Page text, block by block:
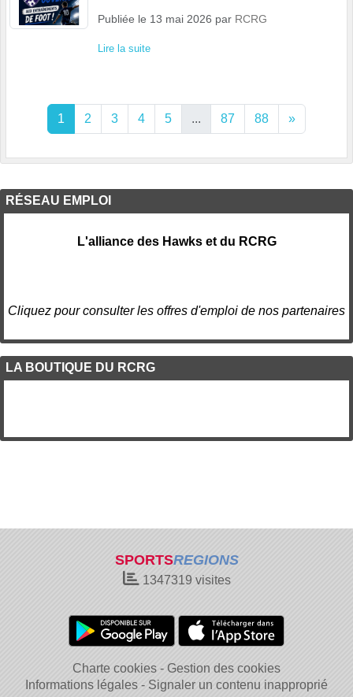
Publiée le 13 mai 2026 par RCRG
Lire la suite
1 2 3 4 5 ... 87 88 »
RÉSEAU EMPLOI
L'alliance des Hawks et du RCRG
Cliquez pour consulter les offres d'emploi de nos partenaires
LA BOUTIQUE DU RCRG
SPORTSREGIONS
1347319visites
Charte cookies
Gestion des cookies
Informations légales
Signaler un contenu inapproprié